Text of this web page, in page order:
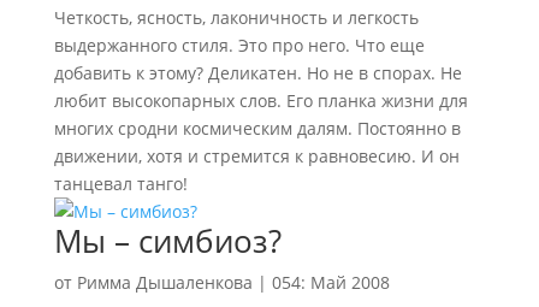
Четкость, ясность, лаконичность и легкость
выдержанного стиля. Это про него. Что еще
добавить к этому? Деликатен. Но не в спорах. Не
любит высокопарных слов. Его планка жизни для
многих сродни космическим далям. Постоянно в
движении, хотя и стремится к равновесию. И он
танцевал танго!
Мы – симбиоз?
от Римма Дышаленкова | 054: Май 2008